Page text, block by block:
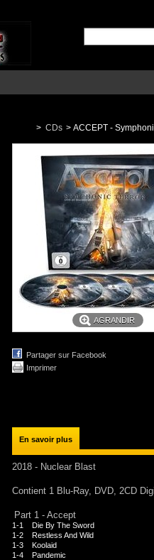
> CDs > ACCEPT -
AGRANDIR
Partager sur Facebook
Imprimer
En savoir plus
2018 - Nuclear Blast
Contient 1 Blu-Ray, DVD, 2CD Digi
Part 1 - Accept
1-1
Die By The Sword
1-2
Restless And Wild
1-3
Koolaid
1-4
Pandemic